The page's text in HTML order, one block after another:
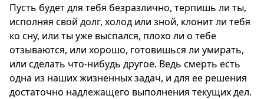
Пусть будет для тебя безразлично, терпишь ли ты,
исполняя свой долг, холод или зной, клонит ли тебя
ко сну, или ты уже выспался, плохо ли о тебе
отзываются, или хорошо, готовишься ли умирать,
или сделать что-нибудь другое. Ведь смерть есть
одна из наших жизненных задач, и для ее решения
достаточно надлежащего выполнения текущих дел.